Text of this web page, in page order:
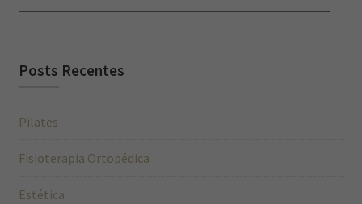
Posts Recentes
Pilates
Fisioterapia Ortopédica
Estética